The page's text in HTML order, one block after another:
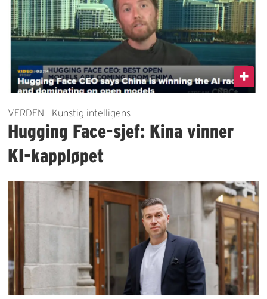
VERDEN | Kunstig intelligens
Hugging Face-sjef: Kina vinner
KI-kappløpet